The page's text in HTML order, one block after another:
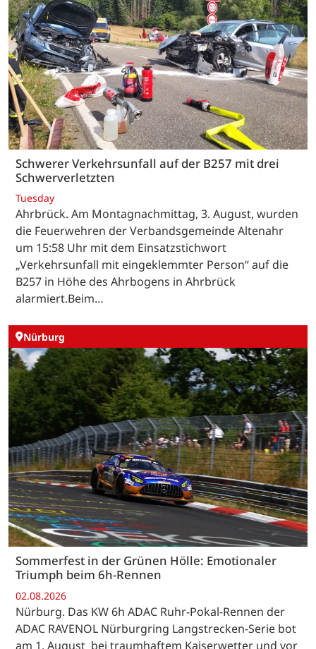
Schwerer Verkehrsunfall auf der B257 mit drei
Schwerverletzten
Tuesday
Ahrbrück. Am Montagnachmittag, 3. August, wurden
die Feuerwehren der Verbandsgemeinde Altenahr
um 15:58 Uhr mit dem Einsatzstichwort
„Verkehrsunfall mit eingeklemmter Person“ auf die
B257 in Höhe des Ahrbogens in Ahrbrück
alarmiert.Beim…
Nürburg
Sommerfest in der Grünen Hölle: Emotionaler
Triumph beim 6h-Rennen
02.08.2026
Nürburg. Das KW 6h ADAC Ruhr-Pokal-Rennen der
ADAC RAVENOL Nürburgring Langstrecken-Serie bot
am 1. August bei traumhaftem Kaiserwetter und vor